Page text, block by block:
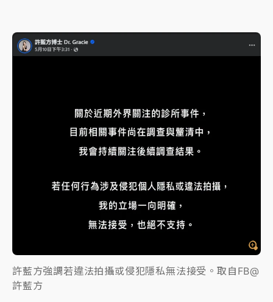
許藍方強調若違法拍攝或侵犯隱私無法接受。取自FB@
許藍方